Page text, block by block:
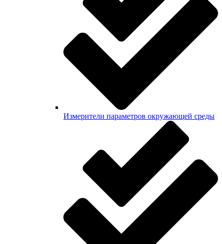
Измерители параметров окружающей среды